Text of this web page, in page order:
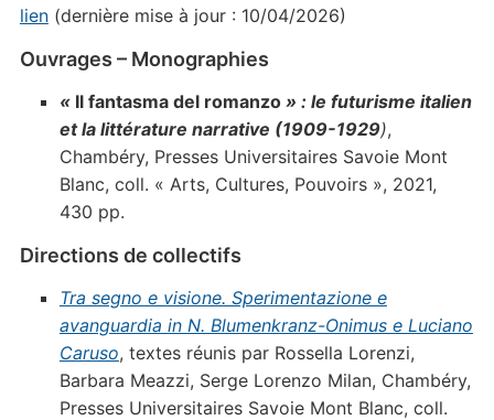
lien(dernière mise à jour : 10/04/2026)
Ouvrages – Monographies
« Il fantasma del romanzo» : le futurisme italien
et la littérature narrative (1909-1929),
Chambéry, Presses Universitaires Savoie Mont
Blanc, coll. « Arts, Cultures, Pouvoirs », 2021,
430 pp.
Directions de collectifs
Tra segno e visione. Sperimentazione e
avanguardia in N. Blumenkranz-Onimus e Luciano
Caruso, textes réunis par Rossella Lorenzi,
Barbara Meazzi, Serge Lorenzo Milan, Chambéry,
Presses Universitaires Savoie Mont Blanc, coll.